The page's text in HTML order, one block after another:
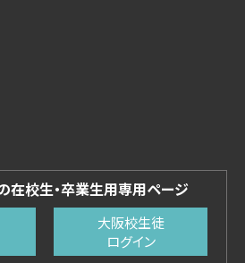
在校生・卒業生用専用ページ
大阪校生徒
ログイン